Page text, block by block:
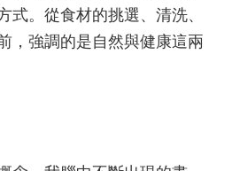
式。 從食材的挑選、清洗、
，強調的是自然與健康這兩